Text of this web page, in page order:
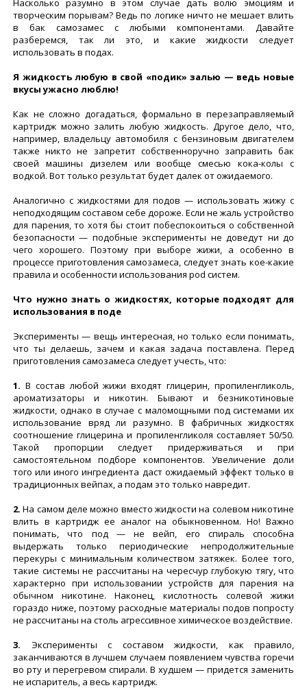
Насколько разумно в этом случае дать волю эмоциям и
творческим порывам? Ведь по логике ничто не мешает влить
в бак самозамес с любыми компонентами. Давайте
разберемся, так ли это, и какие жидкости следует
использовать в подах.
Я жидкость любую в свой «подик» залью — ведь новые
вкусы ужасно люблю!
Как не сложно догадаться, формально в перезаправляемый
картридж можно залить любую жидкость. Другое дело, что,
например, владельцу автомобиля с бензиновым двигателем
также никто не запретит собственноручно заправить бак
своей машины дизелем или вообще смесью кока-колы с
водкой. Вот только результат будет далек от ожидаемого.
Аналогично с жидкостями для подов — использовать жижу с
неподходящим составом себе дороже. Если не жаль устройство
для парения, то хотя бы стоит побеспокоиться о собственной
безопасности — подобные эксперименты не доведут ни до
чего хорошего. Поэтому при выборе жижи, а особенно в
процессе приготовления самозамеса, следует знать кое-какие
правила и особенности использования pod систем.
Что нужно знать о жидкостях, которые подходят для
использования в поде
Эксперименты — вещь интересная, но только если понимать,
что ты делаешь, зачем и какая задача поставлена. Перед
приготовления самозамеса следует учесть, что:
1. В состав любой жижи входят глицерин, пропиленгликоль,
ароматизаторы и никотин. Бывают и безникотиновые
жидкости, однако в случае с маломощными под системами их
использование вряд ли разумно. В фабричных жидкостях
соотношение глицерина и пропиленгликоля составляет 50/50.
Такой пропорции следует придерживаться и при
самостоятельном подборе компонентов. Увеличение доли
того или иного ингредиента даст ожидаемый эффект только в
традиционных вейпах, а подам это только навредит.
2.На самом деле можно вместо жидкости на солевом никотине
влить в картридж ее аналог на обыкновенном. Но! Важно
понимать, что под — не вейп, его спираль способна
выдержать только периодические непродолжительные
перекуры с минимальным количеством затяжек. Более того,
такие системы не рассчитаны на чересчур глубокую тягу, что
характерно при использовании устройств для парения на
обычном никотине. Наконец, кислотность солевой жижи
гораздо ниже, поэтому расходные материалы подов попросту
не рассчитаны на столь агрессивное химическое воздействие.
3. Эксперименты с составом жидкости, как правило,
заканчиваются в лучшем случаем появлением чувства горечи
во рту и перегревом спирали. В худшем — придется заменить
не испаритель, а весь картридж.